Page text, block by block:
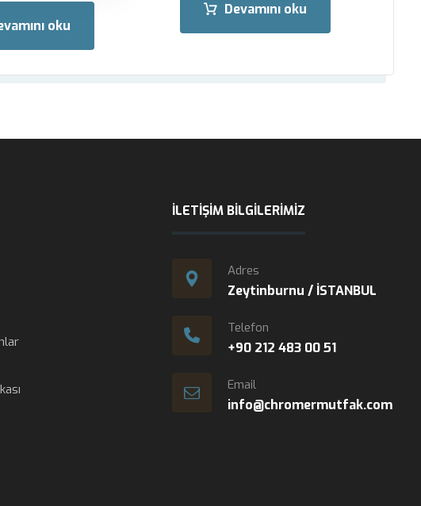
oku
Devamını oku
İLETIŞIM BILGILERIMIZ
Adres
Zeytinburnu / İSTANBUL
Telefon
+90 212 483 00 51
Email
info@chromermutfak.com